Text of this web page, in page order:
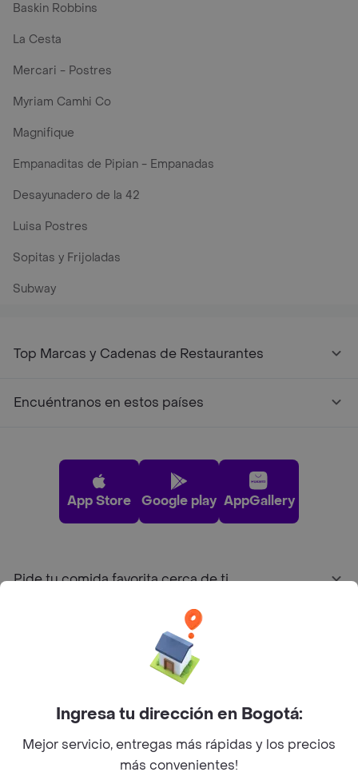
Baskin Robbins
La Cesta
Mercari - Postres
Myriam Camhi Co
Magnifique
Empanaditas de Pipian - Empanadas
Desayunadero de la 42
Luisa Postres
Sopitas y Frijoladas
Subway
Top Marcas y Cadenas de Restaurantes
Encuéntranos en estos países
App Store Google play AppGallery
Pide tu comida favorita cerca de ti
Sobre Rappi
Facebook
Twitter
Instagram
Ingresa tu dirección en Bogotá:
Mejor servicio, entregas más rápidas y los precios
más convenientes!